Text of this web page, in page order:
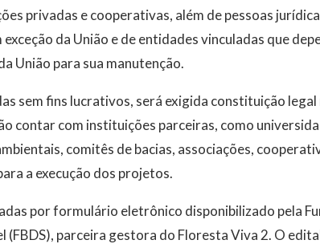
privadas e cooperativas, além de pessoas
da União e de entidades vinculadas que
União para sua manutenção.
sem fins lucrativos, será exigida constituição legal
contar com instituições parceiras, como
comitês de bacias, associações,
a execução dos projetos.
por formulário eletrônico disponibilizado pela
(FBDS), parceira gestora do Floresta Viva 2. O